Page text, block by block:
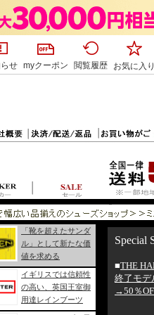
せ myクーポン 閲覧履歴 お気に入り